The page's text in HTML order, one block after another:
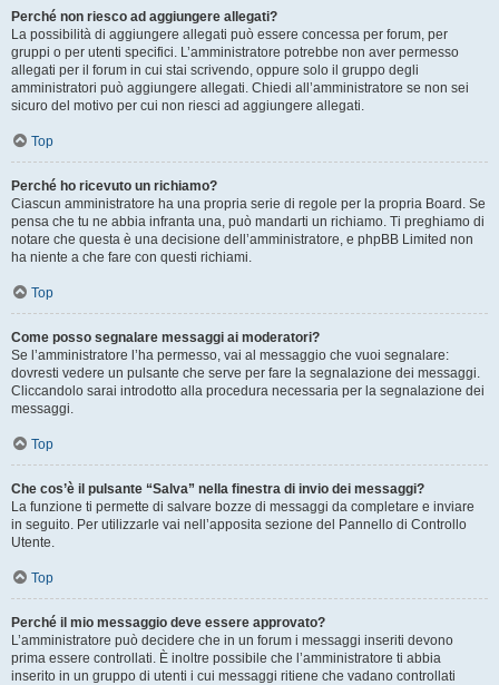
Perché non riesco ad aggiungere allegati?
La possibilità di aggiungere allegati può essere concessa per forum, per
gruppi o per utenti specifici. L’amministratore potrebbe non aver permesso
allegati per il forum in cui stai scrivendo, oppure solo il gruppo degli
amministratori può aggiungere allegati. Chiedi all’amministratore se non sei
sicuro del motivo per cui non riesci ad aggiungere allegati.
Top
Perché ho ricevuto un richiamo?
Ciascun amministratore ha una propria serie di regole per la propria Board. Se
pensa che tu ne abbia infranta una, può mandarti un richiamo. Ti preghiamo di
notare che questa è una decisione dell’amministratore, e phpBB Limited non
ha niente a che fare con questi richiami.
Top
Come posso segnalare messaggi ai moderatori?
Se l’amministratore l’ha permesso, vai al messaggio che vuoi segnalare:
dovresti vedere un pulsante che serve per fare la segnalazione dei messaggi.
Cliccandolo sarai introdotto alla procedura necessaria per la segnalazione dei
messaggi.
Top
Che cos’è il pulsante “Salva” nella finestra di invio dei messaggi?
La funzione ti permette di salvare bozze di messaggi da completare e inviare
in seguito. Per utilizzarle vai nell’apposita sezione del Pannello di Controllo
Utente.
Top
Perché il mio messaggio deve essere approvato?
L’amministratore può decidere che in un forum i messaggi inseriti devono
prima essere controllati. È inoltre possibile che l’amministratore ti abbia
inserito in un gruppo di utenti i cui messaggi ritiene che vadano controllati